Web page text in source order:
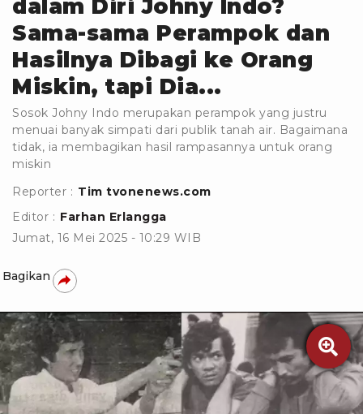
dalam Diri Johny Indo?
Sama-sama Perampok dan
Hasilnya Dibagi ke Orang
Miskin, tapi Dia...
Sosok Johny Indo merupakan perampok yang justru
menuai banyak simpati dari publik tanah air. Bagaimana
tidak, ia membagikan hasil rampasannya untuk orang
miskin
Reporter : Tim tvonenews.com
Editor : Farhan Erlangga
Jumat, 16 Mei 2025 - 10:29 WIB
Bagikan
